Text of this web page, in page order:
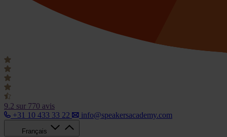
9.2 sur 770 avis
+31 10 433 33 22
info@speakersacademy.com
Français